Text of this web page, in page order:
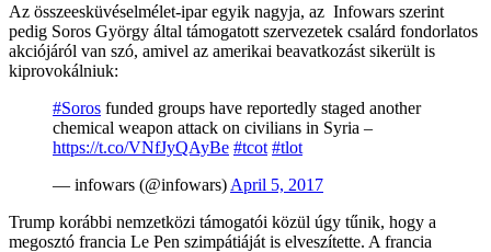
Az összeesküvéselmélet-ipar egyik nagyja, az Infowars szerint
pedig Soros György által támogatott szervezetek csalárd fondorlatos
akciójáról van szó, amivel az amerikai beavatkozást sikerült is
kiprovokálniuk:
#Soros funded groups have reportedly staged another
chemical weapon attack on civilians in Syria –
https://t.co/VNfJyQAyBe #tcot #tlot
— infowars (@infowars) April 5, 2017
Trump korábbi nemzetközi támogatói közül úgy tűnik, hogy a
megosztó francia Le Pen szimpátiáját is elveszítette. A francia